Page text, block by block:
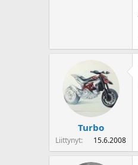
Turbo
Liittynyt 15.6.2008